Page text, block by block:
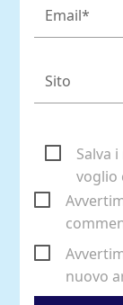
Salva
voglio
nuovo